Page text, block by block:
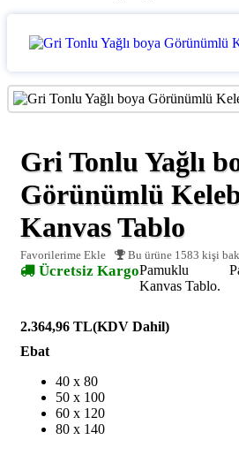
Gri Tonlu Yağlı
Görünümlü
Kanvas Tablo
Favorilerime Ekle Bu ürüne 1583 kişi
Ücretsiz KargoPamuklu
Kanvas Tablo.
2.364,96 TL(KDV Dahil)
Ebat
40 x 80
50 x 100
60 x 120
80 x 140